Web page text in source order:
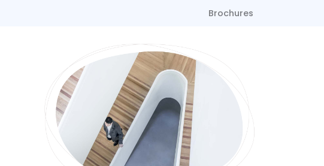
Brochures